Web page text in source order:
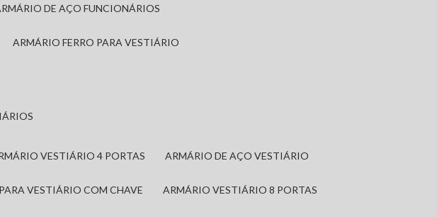
ARMÁRIO DE AÇO FUNCIONÁRIOS
ARMÁRIO FERRO PARA VESTIÁRIO
VESTIÁRIO 4 PORTAS ARMÁRIO DE AÇO VESTIÁRIO
PARA VESTIÁRIO COM CHAVE ARMÁRIO VESTIÁRIO 8 PORTAS